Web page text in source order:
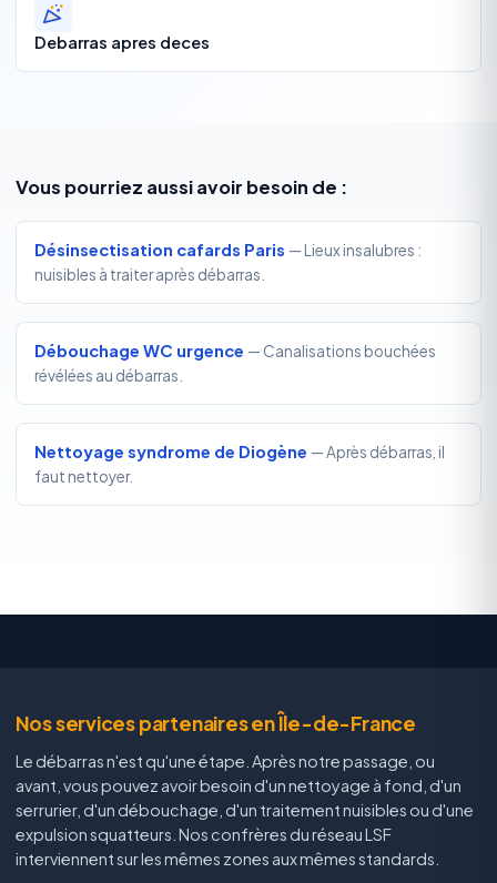
Debarras apres deces
Vous pourriez aussi avoir besoin de :
Désinsectisation cafards Paris — Lieux insalubres :
nuisibles à traiter après débarras.
Débouchage WC urgence — Canalisations bouchées
révélées au débarras.
Nettoyage syndrome de Diogène — Après débarras, il
faut nettoyer.
Nos services partenaires en Île-de-France
Le débarras n'est qu'une étape. Après notre passage, ou
avant, vous pouvez avoir besoin d'un nettoyage à fond, d'un
serrurier, d'un débouchage, d'un traitement nuisibles ou d'une
expulsion squatteurs. Nos confrères du réseau LSF
interviennent sur les mêmes zones aux mêmes standards.